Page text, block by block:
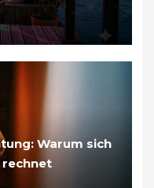
Warum sich
rechnet